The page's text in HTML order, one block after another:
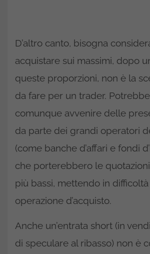
D’altro canto, bisogna
acquistare sui massimi, dopo
queste proporzioni, non è la
da fare per un trader.
comunque avvenire delle
da parte dei grandi operatori
(come banche d’affari e fondi
che porterebbero le
più bassi, mettendo in difficoltà
operazione d’acquisto.
Anche un’entrata short (in
di speculare al ribasso) non è